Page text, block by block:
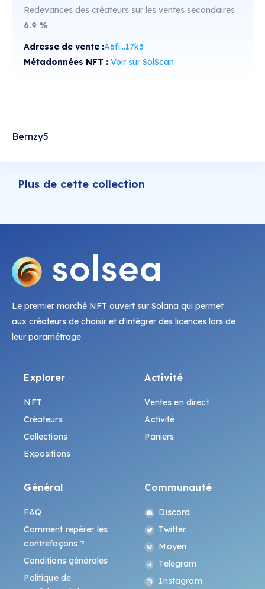
Redevances des créateurs sur les ventes secondaires :
6.9 %
Adresse de vente :A6fi...17k3
Métadonnées NFT : Voir sur SolScan
Bernzy5
Plus de cette collection
Le premier marché NFT ouvert sur Solana qui permet
aux créateurs de choisir et d'intégrer des licences lors de
leur paramétrage.
Explorer
NFT
Créateurs
Collections
Expositions
Activité
Ventes en direct
Activité
Paniers
Général
FAQ
Comment repérer les
contrefaçons ?
Conditions générales
Politique de
Communauté
Discord
Twitter
Moyen
Telegram
Instagram